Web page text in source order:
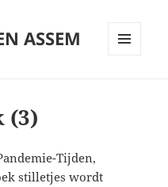
ASSEM
(3)
Tijden,
stilletjes wordt